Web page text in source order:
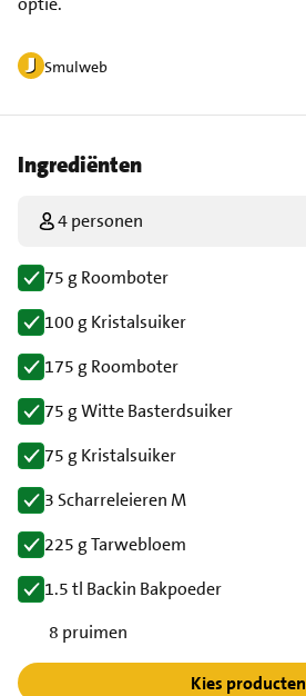
Smulweb
Ingrediënten
4 personen
75 g Roomboter
100 g Kristalsuiker
175 g Roomboter
75 g Witte Basterdsuiker
75 g Kristalsuiker
3 Scharreleieren M
225 g Tarwebloem
1.5 tl Backin Bakpoeder
8 pruimen
Kies producten